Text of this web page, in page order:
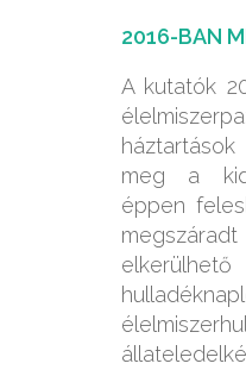
2016-BAN
A kutatók
meg a
éppen